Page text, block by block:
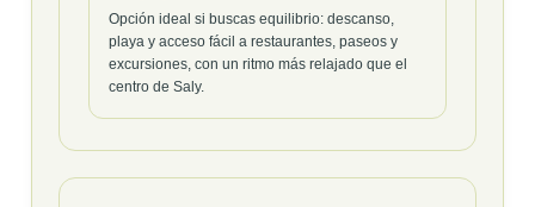
Opción ideal si buscas equilibrio: descanso,
playa y acceso fácil a restaurantes, paseos y
excursiones, con un ritmo más relajado que el
centro de Saly.